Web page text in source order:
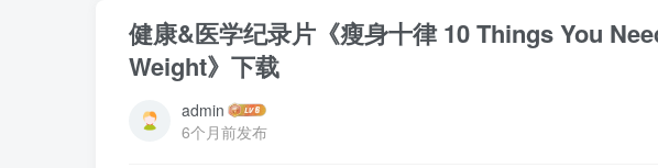
健康&医学纪录片《瘦身十律 10 Things You
Weight》下载
admin
6个月前发布